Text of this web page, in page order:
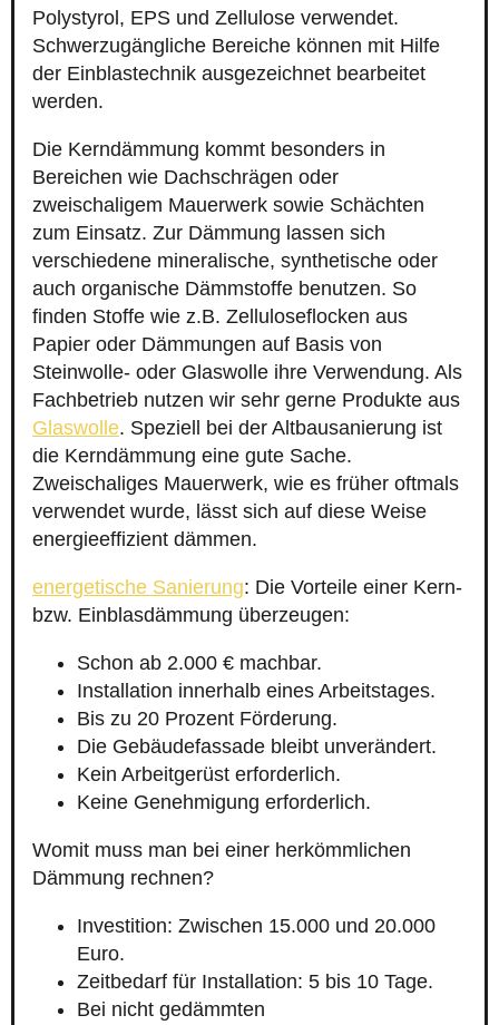
Polystyrol, EPS und Zellulose verwendet.
Schwerzugängliche Bereiche können mit Hilfe
der Einblastechnik ausgezeichnet bearbeitet
werden.
Die Kerndämmung kommt besonders in
Bereichen wie Dachschrägen oder
zweischaligem Mauerwerk sowie Schächten
zum Einsatz. Zur Dämmung lassen sich
verschiedene mineralische, synthetische oder
auch organische Dämmstoffe benutzen. So
finden Stoffe wie z.B. Zelluloseflocken aus
Papier oder Dämmungen auf Basis von
Steinwolle- oder Glaswolle ihre Verwendung. Als
Fachbetrieb nutzen wir sehr gerne Produkte aus
Glaswolle. Speziell bei der Altbausanierung ist
die Kerndämmung eine gute Sache.
Zweischaliges Mauerwerk, wie es früher oftmals
verwendet wurde, lässt sich auf diese Weise
energieeffizient dämmen.
energetische Sanierung: Die Vorteile einer Kern-
bzw. Einblasdämmung überzeugen:
Schon ab 2.000 € machbar.
Installation innerhalb eines Arbeitstages.
Bis zu 20 Prozent Förderung.
Die Gebäudefassade bleibt unverändert.
Kein Arbeitgerüst erforderlich.
Keine Genehmigung erforderlich.
Womit muss man bei einer herkömmlichen
Dämmung rechnen?
Investition: Zwischen 15.000 und 20.000
Euro.
Zeitbedarf für Installation: 5 bis 10 Tage.
Bei nicht gedämmten